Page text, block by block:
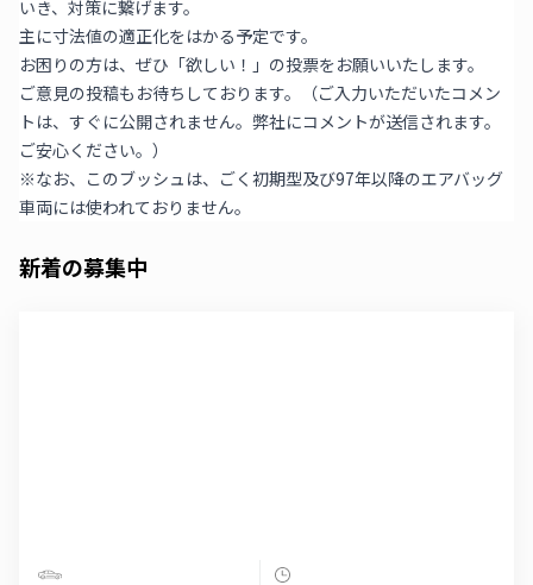
いき、対策に繋げます。
主に寸法値の適正化をはかる予定です。
お困りの方は、ぜひ「欲しい！」の投票をお願いいたします。
ご意見の投稿もお待ちしております。（ご入力いただいたコメン
トは、すぐに公開されません。弊社にコメントが送信されます。
ご安心ください。）
※なお、このブッシュは、ごく初期型及び97年以降のエアバッグ
車両には使われておりません。
新着の募集中